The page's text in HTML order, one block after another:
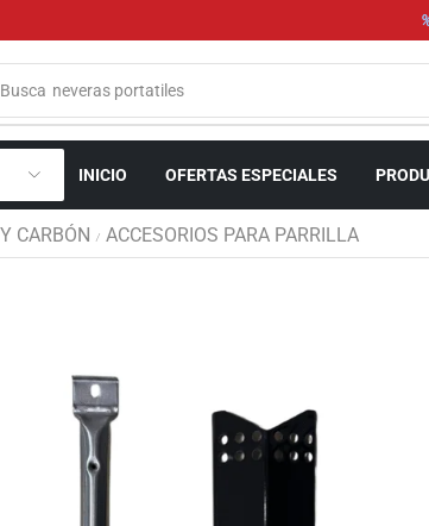
Busca neveras portatiles
INICIO OFERTAS ESPECIALES
CARBÓN / ACCESORIOS PARA PARRILLA